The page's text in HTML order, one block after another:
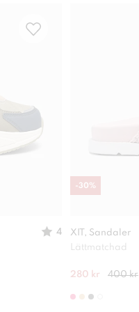
4 XIT, Sandaler
Lättmatchad
280 kr 400 kr
-30%